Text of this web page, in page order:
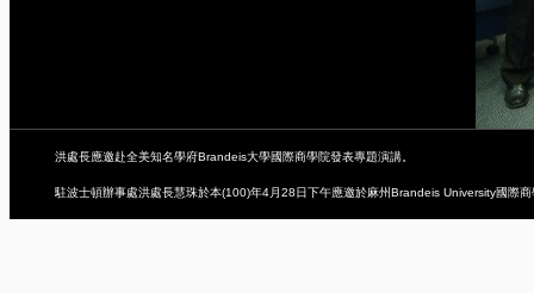
洪處長應邀赴全美知名學府Brandeis大學國際商學院發表專題演講。
駐波士頓辦事處洪處長慧珠於本(100)年4月28日下午應邀於麻州Brandeis University國際